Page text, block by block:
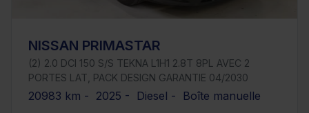
NISSAN PRIMASTAR
(2) 2.0 DCI 150 S/S TEKNA L1H1 2.8T 8PL AVEC 2
PORTES LAT, PACK DESIGN GARANTIE 04/2030
20983 km - 2025 - Diesel - Boîte manuelle